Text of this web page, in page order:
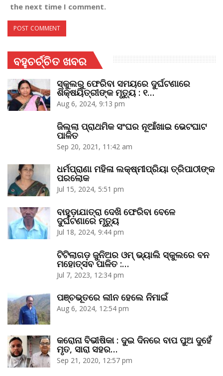
the next time I comment.
ବହୁଚର୍ଚ୍ଚିତ ଖବର
ସ୍କୁଲରୁ ଫେରିବା ସମୟରେ ଦୁର୍ଘଟଣାରେ
ଶିକ୍ଷୟିତ୍ରୀଙ୍କ ମୃତ୍ୟୁ : ୧…
Aug 6, 2024, 9:13 pm
ଜିଲ୍ଲା ପ୍ରାଥମିକ ସଂଘର ନୂଆଁଖାଇ ଭେଟଘାଟ
ପାଳିତ
Sep 20, 2021, 11:42 am
ଧର୍ମପ୍ରାଣା ମହିଳା ଲକ୍ଷ୍ମୀପ୍ରିୟା ତ୍ରିପାଠୀଙ୍କ
ପରଲୋକ
Jul 15, 2024, 5:51 pm
ବାହୁଡ଼ାଯାତ୍ରା ଦେଖି ଫେରିବା ବେଳେ
ଦୁର୍ଘଟଣାରେ ମୃତ୍ୟୁ
Jul 18, 2024, 9:44 pm
ଟିଟିଲାଗଡ଼ ଜୁନିଅର ଓମ୍‌ ଭ୍ୟାଲି ସ୍କୁଲରେ ବନ
ମହୋତ୍ସବ ପାଳିତ :…
Jul 7, 2023, 12:34 pm
ପଞ୍ଚଭୂତରେ ଲୀନ ହେଲେ ନିମାଇଁ
Aug 6, 2024, 12:54 pm
କରୋନା ବିଭୀଷିକା : ଦୁଇ ଦିନରେ ବାପ ପୁଅ ଦୁହେଁ
ମୃତ, ସାରା ସହର…
Sep 21, 2020, 12:57 pm